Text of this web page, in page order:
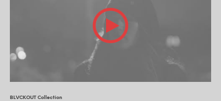
BLVCKOUT Collection